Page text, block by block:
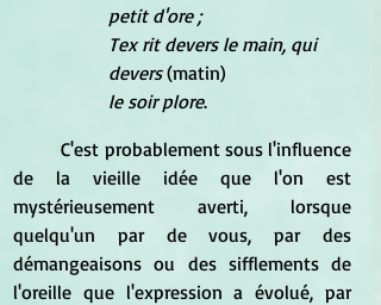
petit d'ore ;
Tex rit devers le main, qui
devers (matin)
le soir plore.
C'est probablement sous l'influence
de la vieille idée que l'on est
mystérieusement averti, lorsque
quelqu'un par de vous, par des
démangeaisons ou des sifflements de
l'oreille que l'expression a évolué, par